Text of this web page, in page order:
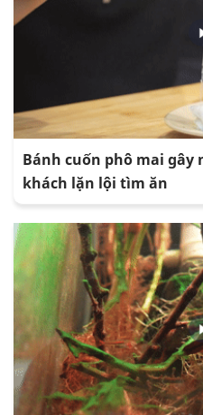
Bánh cuốn phô mai
khách lặn lội tìm ăn